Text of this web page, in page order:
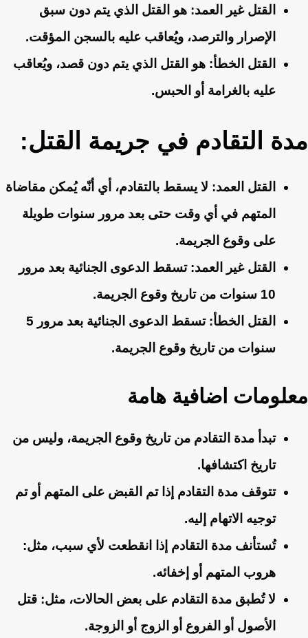
القتل غير العمد: هو القتل الذي يتم دون سبق
الإصرار والترصد، ويُعاقب عليه بالسجن المؤقت.
القتل الخطأ: هو القتل الذي يتم دون قصد، ويُعاقب
عليه بالغرامة أو الحبس.
مدة التقادم في جريمة القتل:
القتل العمد: لا يسقط بالتقادم، أي أنّه يُمكن مقاضاة
المتهم في أي وقت حتى بعد مرور سنوات طويلة
على وقوع الجريمة.
القتل غير العمد: تسقط الدعوى الجنائية بعد مرور
10 سنوات من تاريخ وقوع الجريمة.
القتل الخطأ:
تسقط الدعوى الجنائية بعد مرور 5
سنوات من تاريخ وقوع الجريمة.
معلومات اضافية هامة
تبدأ مدة التقادم من تاريخ وقوع الجريمة، وليس من
تاريخ اكتشافها.
تتوقف مدة التقادم إذا تم القبض على المتهم أو تم
توجيه الاتهام إليه.
تُستأنف مدة التقادم إذا انقطعت لأي سبب، مثل:
هروب المتهم أو إخفائه.
لا تُطبق مدة التقادم على بعض الحالات، مثل: قتل
الأصول أو الفروع أو الزوج أو الزوجة.